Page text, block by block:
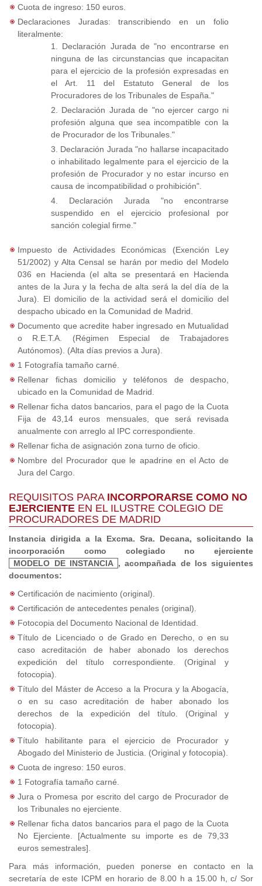
Cuota de ingreso: 150 euros.
Declaraciones Juradas: transcribiendo en un folio
literalmente:
1. Declaración Jurada de "no encontrarse en
ninguna de las circunstancias que incapacitan
para el ejercicio de la profesión expresadas en
el Art. 11 del Estatuto General de los
Procuradores de los Tribunales de España."
2. Declaración Jurada de "no ejercer cargo ni
profesión alguna que sea incompatible con la
de Procurador de los Tribunales."
3. Declaración Jurada "no hallarse incapacitado
o inhabilitado legalmente para el ejercicio de la
profesión de Procurador y no estar incurso en
causa de incompatibilidad o prohibición".
4. Declaración Jurada "no encontrarse
suspendido en el ejercicio profesional por
sanción colegial firme."
Impuesto de Actividades Económicas (Exención Ley
51/2002) y Alta Censal se harán por medio del Modelo
036 en Hacienda (el alta se presentará en Hacienda
antes de la Jura y la fecha de alta será la del día de la
Jura). El domicilio de la actividad será el domicilio del
despacho ubicado en la Comunidad de Madrid.
Documento que acredite haber ingresado en Mutualidad
o R.E.T.A. (Régimen Especial de Trabajadores
Autónomos). (Alta días previos a Jura).
1 Fotografía tamaño carné.
Rellenar fichas domicilio y teléfonos de despacho,
ubicado en la Comunidad de Madrid.
Rellenar ficha datos bancarios, para el pago de la Cuota
Fija de 43,14 euros mensuales, que será revisada
anualmente con arreglo al IPC correspondiente.
Rellenar ficha de asignación zona turno de oficio.
Nombre del Procurador que le apadrine en el Acto de
Jura del Cargo.
REQUISITOS PARA INCORPORARSE COMO NO
EJERCIENTE EN EL ILUSTRE COLEGIO DE
PROCURADORES DE MADRID
Instancia dirigida a la Excma. Sra. Decana, solicitando la
incorporación como colegiado no ejerciente
MODELO DE INSTANCIA , acompañada de los siguientes
documentos:
Certificación de nacimiento (original).
Certificación de antecedentes penales (original).
Fotocopia del Documento Nacional de Identidad.
Título de Licenciado o de Grado en Derecho, o en su
caso acreditación de haber abonado los derechos
expedición del título correspondiente. (Original y
fotocopia).
Título del Máster de Acceso a la Procura y la Abogacía,
o en su caso acreditación de haber abonado los
derechos de la expedición del título. (Original y
fotocopia).
Título habilitante para el ejercicio de Procurador y
Abogado del Ministerio de Justicia. (Original y fotocopia).
Cuota de ingreso: 150 euros.
1 Fotografía tamaño carné.
Jura o Promesa por escrito del cargo de Procurador de
los Tribunales no ejerciente.
Rellenar ficha datos bancarios para el pago de la Cuota
No Ejerciente. [Actualmente su importe es de 79,33
euros semestrales].
Para más información, pueden ponerse en contacto en la
secretaría de este ICPM en horario de 8.00 h a 15.00 h, c/ Sor